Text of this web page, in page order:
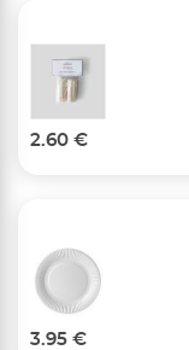
2.60 €
3.95 €